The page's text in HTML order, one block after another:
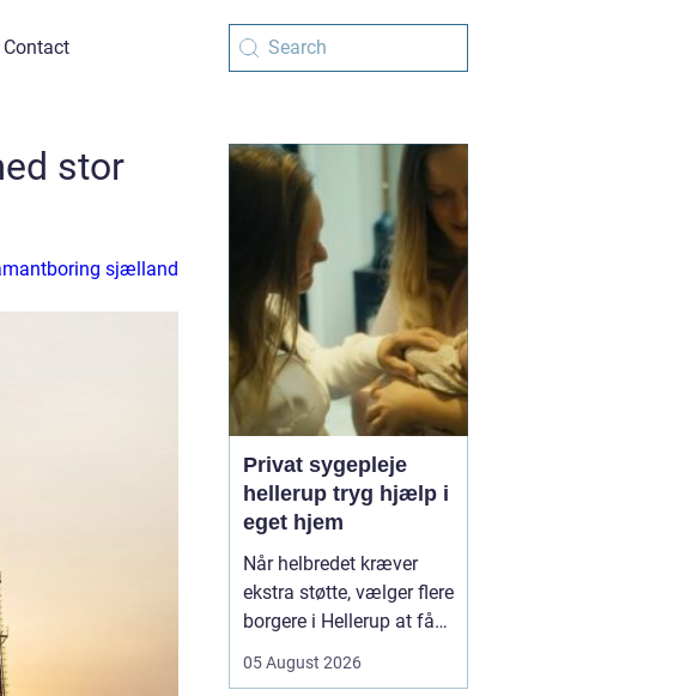
Contact
stor
sjælland
Privat sygepleje
hellerup tryg hjælp i
eget hjem
Når helbredet kræver
ekstra støtte, vælger flere
borgere i Hellerup at få
sygepleje i hjemmet. Det
05 August 2026